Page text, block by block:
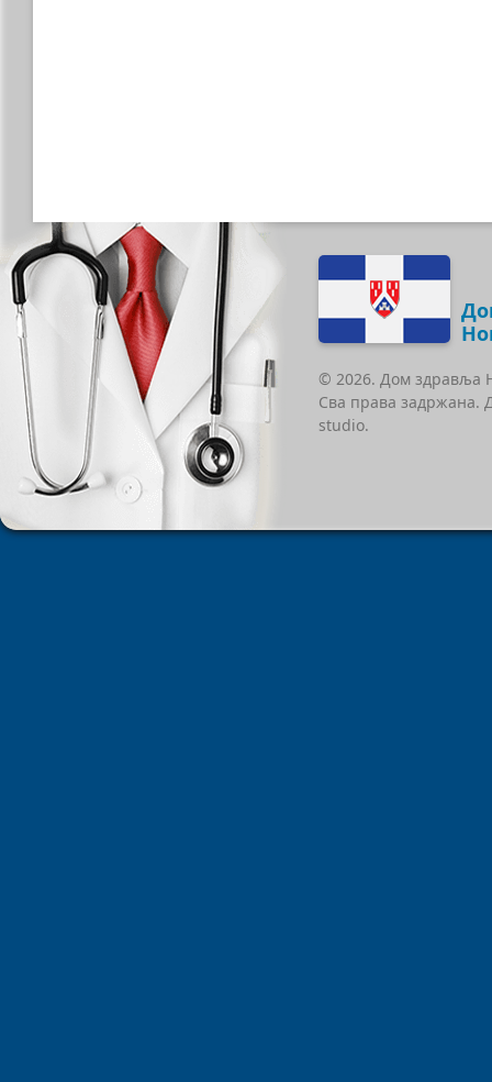
© 2026. Дом здравља
Сва права задржана.
studio.